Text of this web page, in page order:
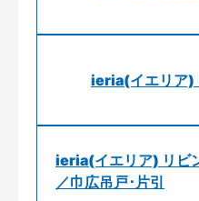
ieria(イエリア)
ieria(イエリア) リビ
／巾広吊戸･片引